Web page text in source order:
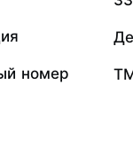
номер